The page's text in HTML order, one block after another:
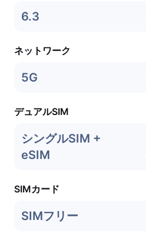
6.3
ネットワーク
5G
デュアルSIM
シングルSIM +
eSIM
SIMカード
SIMフリー